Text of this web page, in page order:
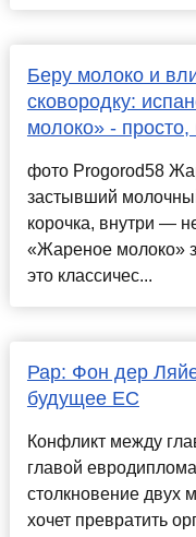
Беру молоко и
сковородку:
молоко» -
фото Progorod58
застывший
корочка, внутри —
«Жареное молоко»
это классичес...
Рар: Фон дер
будущее ЕС
Конфликт между
главой
столкновение двух
хочет превратить